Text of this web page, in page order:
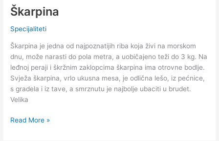
Škarpina
Specijaliteti
Škarpina je jedna od najpoznatijih riba koja živi na morskom
dnu, može narasti do pola metra, a uobičajeno teži do 3 kg. Na
leđnoj peraji i škržnim zaklopcima škarpina ima otrovne bodlje.
Svježa škarpina, vrlo ukusna mesa, je odlična lešo, iz pećnice,
s gradela i iz tave, a smrznutu je najbolje ubaciti u brudet.
Velika
Škarpina
Read More »